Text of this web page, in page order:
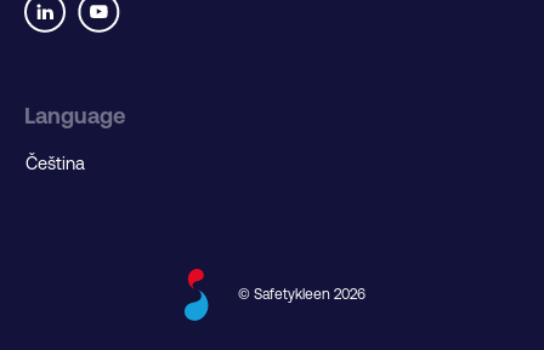
Language
© Safetykleen 2026